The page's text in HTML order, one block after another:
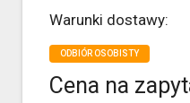
Warunki dostawy:
ODBIÓR OSOBISTY
Cena na